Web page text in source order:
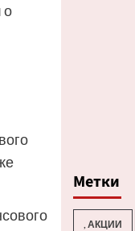
о
Метки
, АКЦИИ